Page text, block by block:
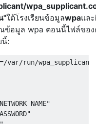
"ใต้โรงเรียนข้อมูลwpaและ
ข้อมูล wpa ตอนนี้ไฟล์ขอ
นี้:
run/wpa_supplicant
NAME"